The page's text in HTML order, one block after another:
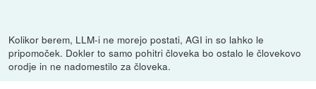
Kolikor berem, LLM-i ne morejo postati, AGI in so lahko le
pripomoček. Dokler to samo pohitri človeka bo ostalo le človekovo
orodje in ne nadomestilo za človeka.